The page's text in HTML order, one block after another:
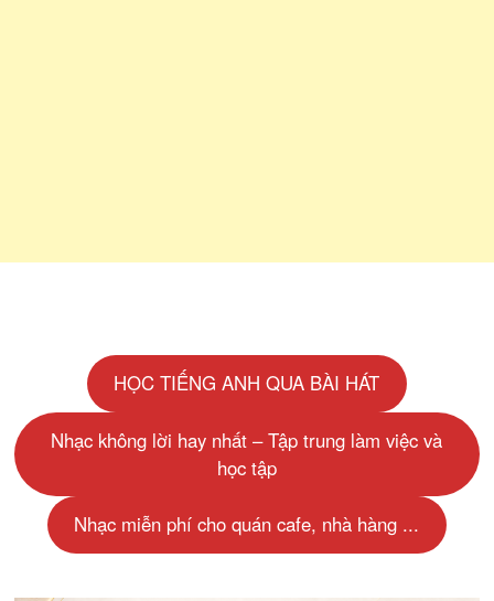
HỌC TIẾNG ANH QUA BÀI HÁT
Nhạc không lời hay nhất – Tập trung làm việc và
học tập
Nhạc miễn phí cho quán cafe, nhà hàng ...